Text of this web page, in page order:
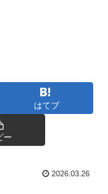
はてブ
ー
2026.03.26